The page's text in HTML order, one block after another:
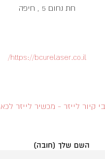
חת נחום 5 , חיפה
https://bcurelaser.co.il/
בי קיור לייזר - מכשיר לייזר
השם שלך (חובה)